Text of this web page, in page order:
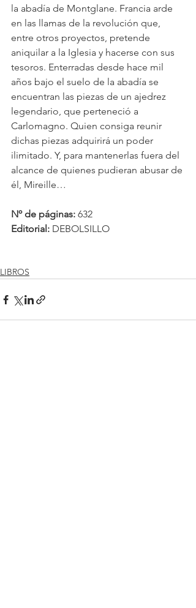
la abadía de Montglane. Francia arde
en las llamas de la revolución que,
entre otros proyectos, pretende
aniquilar a la Iglesia y hacerse con sus
tesoros. Enterradas desde hace mil
años bajo el suelo de la abadía se
encuentran las piezas de un ajedrez
legendario, que perteneció a
Carlomagno. Quien consiga reunir
dichas piezas adquirirá un poder
ilimitado. Y, para mantenerlas fuera del
alcance de quienes pudieran abusar de
él, Mireille…
Nº de páginas: 632
Editorial: DEBOLSILLO
LIBROS